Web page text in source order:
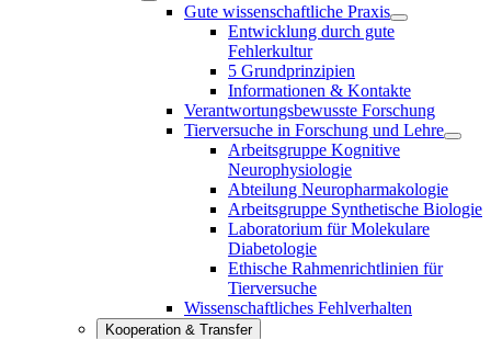
Gute wissenschaftliche Praxis
Entwicklung durch gute
Fehlerkultur
5 Grundprinzipien
Informationen & Kontakte
Verantwortungsbewusste Forschung
Tierversuche in Forschung und Lehre
Arbeitsgruppe Kognitive
Neurophysiologie
Abteilung Neuropharmakologie
Arbeitsgruppe Synthetische Biologie
Laboratorium für Molekulare
Diabetologie
Ethische Rahmenrichtlinien für
Tierversuche
Wissenschaftliches Fehlverhalten
Kooperation & Transfer